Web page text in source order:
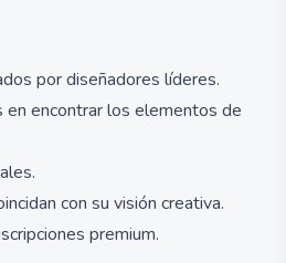
por diseñadores líderes.
en encontrar los elementos de
con su visión creativa.
premium.